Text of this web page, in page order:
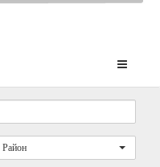
Район